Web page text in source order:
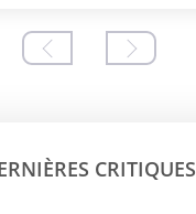
CRITIQUES